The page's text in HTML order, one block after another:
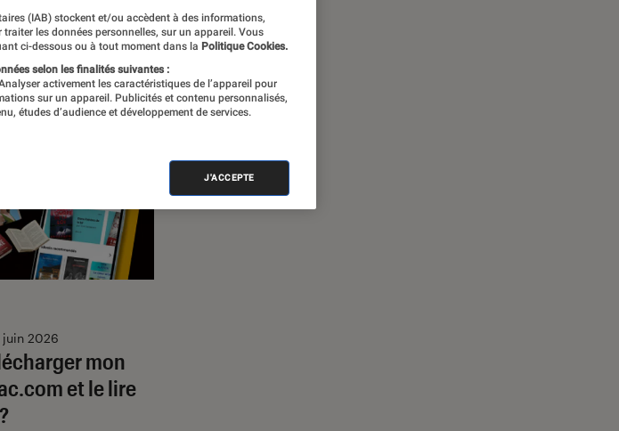
mon
et le lire
juin 2026
(IAB) stockent et/ou accèdent à des informations,
les données personnelles, sur un appareil. Vous
ci-dessous ou à tout moment dans la Politique Cookies.
selon les finalités suivantes :
activement les caractéristiques de l’appareil pour
sur un appareil. Publicités et contenu personnalisés,
études d’audience et développement de services.
J'ACCEPTE